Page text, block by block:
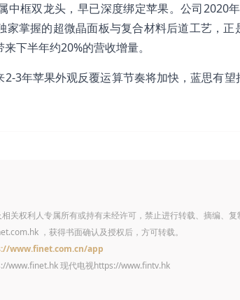
中框双龙头，早已深度绑定苹果。公司2020
家掌握的超微晶面板与复合材料后道工艺，
下半年约20%的营收增量。
3年苹果外观反覆运算节奏将加快，蓝思有
关权利人专属所有或持有未经许可，禁止进行转载、摘编、复
，获得书面确认及授权后，方可转载。
www.finet.com.cn/app
www.finet.hk现代电视https://www.fintv.hk